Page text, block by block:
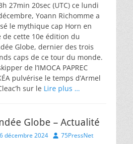
27min 20sec (UTC) ce lundi
Yoann Richomme a
le mythique cap Horn en
de cette 10e édition du
Globe, dernier des trois
caps de ce tour du monde.
de l’IMOCA PAPREC
pulvérise le temps d’Armel
sur le Lire plus …
Globe – Actualité
décembre 2024 Author
75PressNet